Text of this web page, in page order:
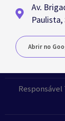
Av.
Paulista,
Abrir no
Responsável